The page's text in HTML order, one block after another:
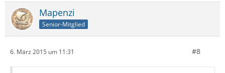
Mapenzi
Senior-Mitglied
6. März 2015 um 11:31 #8